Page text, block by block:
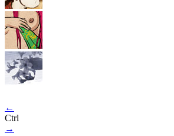
←
Ctrl
→